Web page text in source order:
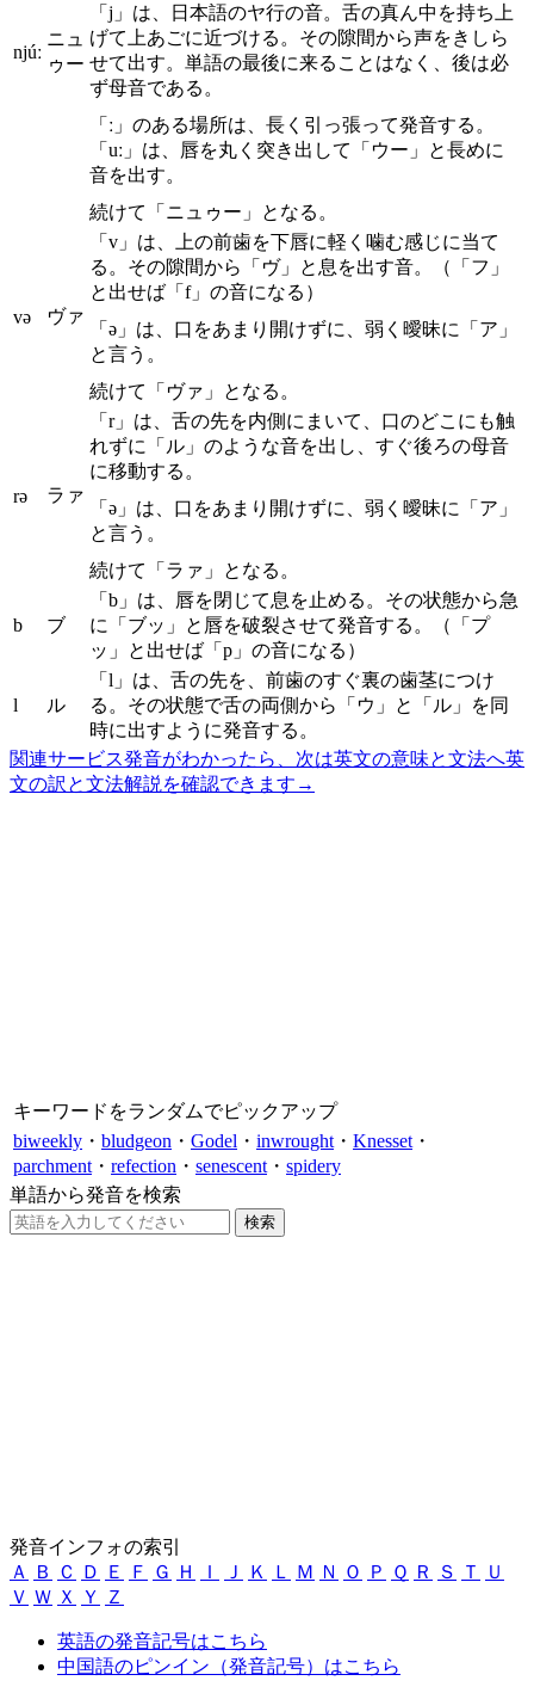
njúː
ニュ
ゥー
「j」は、日本語のヤ行の音。舌の真ん中を持ち上
げて上あごに近づける。その隙間から声をきしら
せて出す。単語の最後に来ることはなく、後は必
ず母音である。
「ː」のある場所は、長く引っ張って発音する。
「uː」は、唇を丸く突き出して「ウー」と長めに
音を出す。
続けて「ニュゥー」となる。
və ヴァ
「v」は、上の前歯を下唇に軽く噛む感じに当て
る。その隙間から「ヴ」と息を出す音。（「フ」
と出せば「f」の音になる）
「ə」は、口をあまり開けずに、弱く曖昧に「ア」
と言う。
続けて「ヴァ」となる。
rə ラァ
「r」は、舌の先を内側にまいて、口のどこにも触
れずに「ル」のような音を出し、すぐ後ろの母音
に移動する。
「ə」は、口をあまり開けずに、弱く曖昧に「ア」
と言う。
続けて「ラァ」となる。
b ブ
「b」は、唇を閉じて息を止める。その状態から急
に「ブッ」と唇を破裂させて発音する。（「プ
ッ」と出せば「p」の音になる）
l ル
「l」は、舌の先を、前歯のすぐ裏の歯茎につけ
る。その状態で舌の両側から「ウ」と「ル」を同
時に出すように発音する。
関連サービス発音がわかったら、次は英文の意味と文法へ英
文の訳と文法解説を確認できます →
キーワードをランダムでピックアップ
biweekly ・ bludgeon ・ Godel ・ inwrought ・ Knesset ・
parchment ・ refection ・ senescent ・ spidery
単語から発音を検索
発音インフォの索引
Ａ
Ｂ Ｃ Ｄ Ｅ Ｆ Ｇ Ｈ Ｉ Ｊ Ｋ Ｌ Ｍ Ｎ Ｏ Ｐ Ｑ Ｒ Ｓ Ｔ
Ｕ
Ｖ Ｗ Ｘ Ｙ Ｚ
英語の発音記号はこちら
中国語のピンイン（発音記号）はこちら